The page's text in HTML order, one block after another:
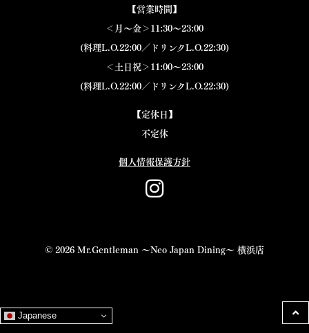
Japanese
【営業時間】
＜月～金＞11:30～23:00
(料理L.O.22:00／ドリンクL.O.22:30)
＜土日祝＞11:00～23:00
(料理L.O.22:00／ドリンクL.O.22:30)
【定休日】
不定休
個人情報保護方針
© 2026 Mr.Gentleman 〜Neo Japan Dining〜 横浜店